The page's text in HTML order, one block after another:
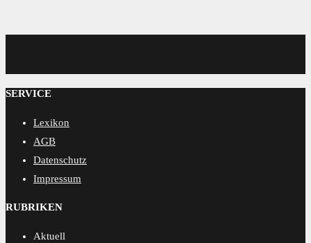
MENSCORE
SERVICE
Lexikon
AGB
Datenschutz
Impressum
RUBRIKEN
Aktuell